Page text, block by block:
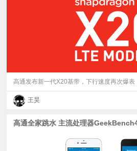
高通发布新一代X20基带，下行速度再次爆表
王昊
高通全家跳水 主流处理器